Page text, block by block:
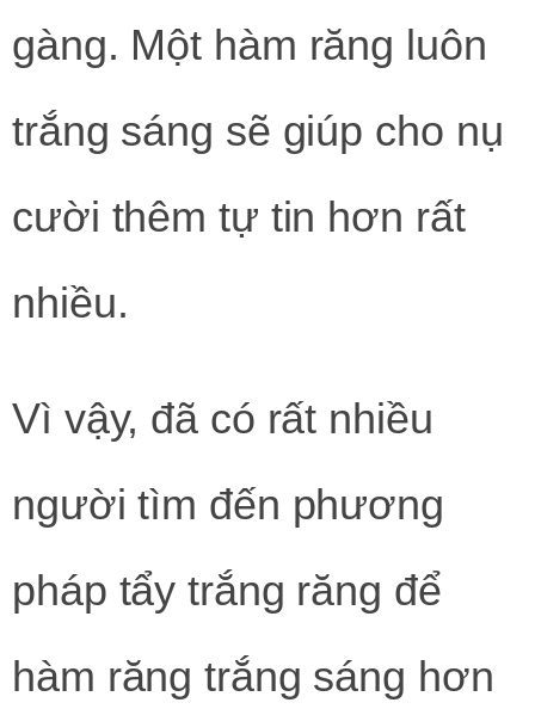
gàng. Một hàm răng luôn
trắng sáng sẽ giúp cho nụ
cười thêm tự tin hơn rất
nhiều.
Vì vậy, đã có rất nhiều
người tìm đến phương
pháp tẩy trắng răng để
hàm răng trắng sáng hơn